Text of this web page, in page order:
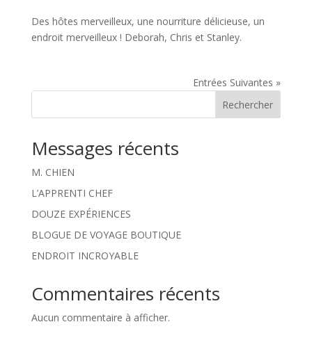
Des hôtes merveilleux, une nourriture délicieuse, un
endroit merveilleux ! Deborah, Chris et Stanley.
Entrées Suivantes »
Rechercher
Messages récents
M. CHIEN
L’APPRENTI CHEF
DOUZE EXPÉRIENCES
BLOGUE DE VOYAGE BOUTIQUE
ENDROIT INCROYABLE
Commentaires récents
Aucun commentaire à afficher.